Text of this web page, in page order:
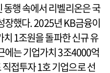
행 속에서 리벨리온은 국
장했다. 2025년 KB금융이
1조원을 돌파한 신규 유
에는 기업가치 3조4000억
접투자 1호 기업으로 선